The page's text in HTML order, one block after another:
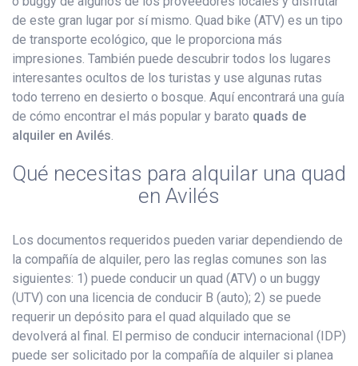
de este gran lugar por sí mismo. Quad bike (ATV) es un tipo
de transporte ecológico, que le proporciona más
impresiones. También puede descubrir todos los lugares
interesantes ocultos de los turistas y use algunas rutas
todo terreno en desierto o bosque. Aquí encontrará una guía
de cómo encontrar el más popular y barato quads de
alquiler en Avilés.
Qué necesitas para alquilar una quad
en Avilés
Los documentos requeridos pueden variar dependiendo de
la compañía de alquiler, pero las reglas comunes son las
siguientes: 1) puede conducir un quad (ATV) o un buggy
(UTV) con una licencia de conducir B (auto); 2) se puede
requerir un depósito para el quad alquilado que se
devolverá al final. El permiso de conducir internacional (IDP)
puede ser solicitado por la compañía de alquiler si planea